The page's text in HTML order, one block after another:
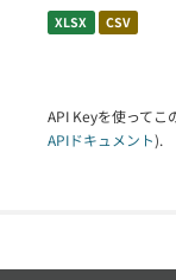
XLSX CSV
API Keyを使ってこ
APIドキュメント).